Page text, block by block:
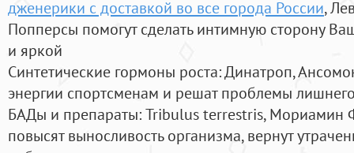
дженерики с доставкой во все города России,
Попперсы помогут сделать интимную сторону
и яркой
Синтетические гормоны роста: Динатроп,
энергии спортсменам и решат проблемы
БАДы и препараты:Tribulus terrestris, Мориамин
повысят выносливость организма, вернут